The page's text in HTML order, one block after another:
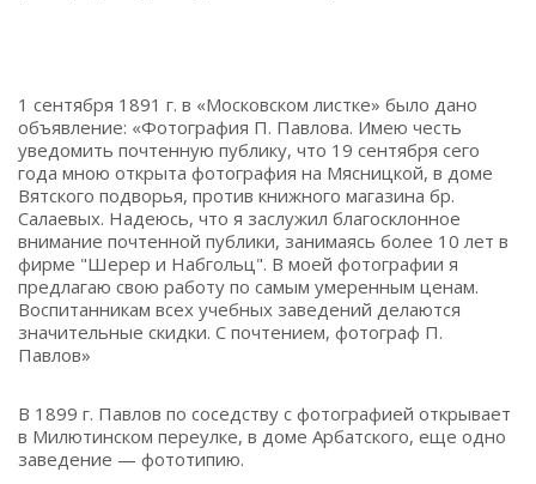
1 сентября 1891 г. в «Московском листке» было дано
объявление: «Фотография П. Павлова. Имею честь
уведомить почтенную публику, что 19 сентября сего
года мною открыта фотография на Мясницкой, в доме
Вятского подворья, против книжного магазина бр.
Салаевых. Надеюсь, что я заслужил благосклонное
внимание почтенной публики, занимаясь более 10 лет в
фирме "Шерер и Набгольц". В моей фотографии я
предлагаю свою работу по самым умеренным ценам.
Воспитанникам всех учебных заведений делаются
значительные скидки. С почтением, фотограф П.
Павлов»
В 1899 г. Павлов по соседству с фотографией открывает
в Милютинском переулке, в доме Арбатского, еще одно
заведение — фототипию.